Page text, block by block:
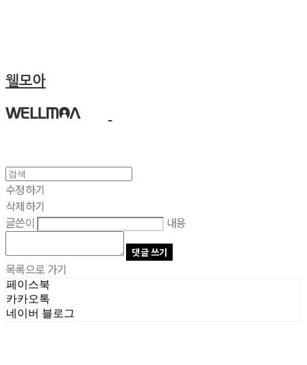
웰모아
수정하기
삭제하기
글쓴이
내용
댓글 쓰기
목록으로 가기
페이스북
카카오톡
네이버 블로그